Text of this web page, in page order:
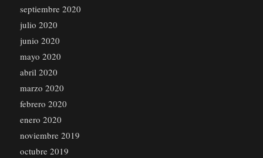
septiembre 2020
julio 2020
junio 2020
mayo 2020
abril 2020
marzo 2020
febrero 2020
enero 2020
noviembre 2019
octubre 2019